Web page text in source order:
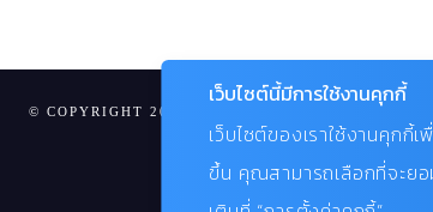
© COPYRIGHT 2024 AME IMAGINATIVE
เว็บไซต์นี้มีการใช้งานคุกกี้
เว็บไซต์ของเราใช้งานคุกกี้
ขึ้น คุณสามารถเลือกที่จะยอ